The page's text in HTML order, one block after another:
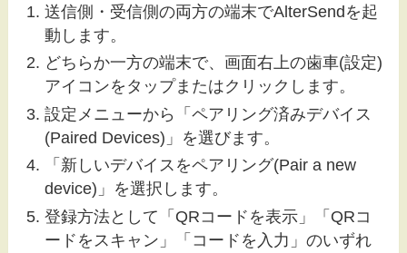
送信側・受信側の両方の端末でAlterSendを起
動します。
どちらか一方の端末で、画面右上の歯車(設定)
アイコンをタップまたはクリックします。
設定メニューから「ペアリング済みデバイス
(Paired Devices)」を選びます。
「新しいデバイスをペアリング(Pair a new
device)」を選択します。
登録方法として「QRコードを表示」「QRコ
ードをスキャン」「コードを入力」のいずれ